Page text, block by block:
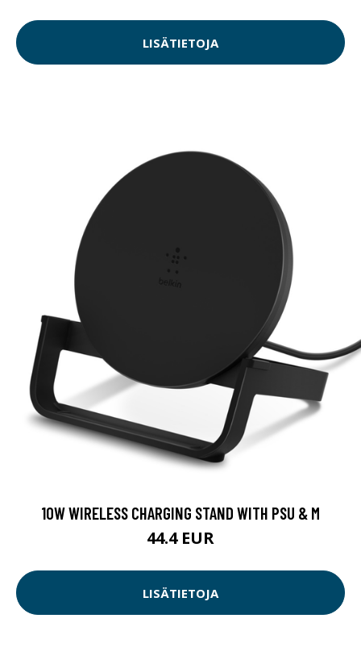
LISÄTIETOJA
10W WIRELESS CHARGING STAND WITH PSU & M
44.4 EUR
LISÄTIETOJA